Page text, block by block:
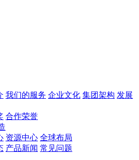
我们的服务 企业文化 集团架构 发展
合作荣誉
资源中心 全球布局
产品新闻 常见问题